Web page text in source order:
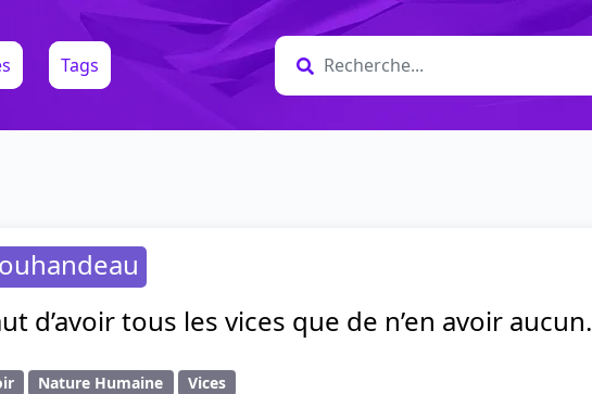
Tags
d’avoir tous les vices que de n’en avoir aucun.
Nature Humaine Vices